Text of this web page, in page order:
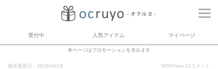
受付中 人気アイテム マイページ
本ページはプロモーションを含みます
最終更新日：2026/06/18 5659View 31 コメント